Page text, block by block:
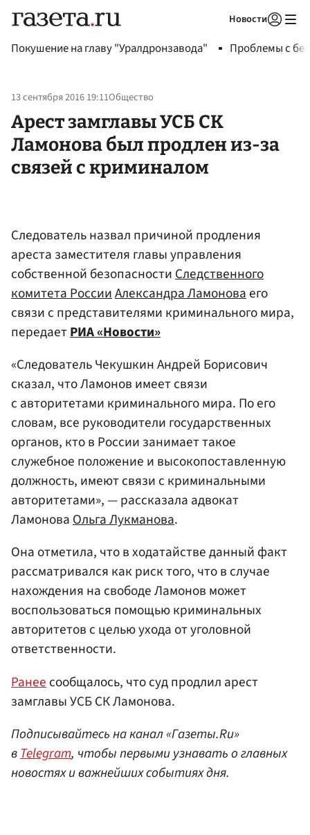
Новости
Покушение на главу "Уралдронзавода" Проблемы с
13 сентября 2016 19:11Общество
Арест замглавы УСБ СК
Ламонова был продлен из-за
связей с криминалом
Следователь назвал причиной продления
ареста заместителя главы управления
собственной безопасностиСледственного
комитета РоссииАлександра Ламоноваего
связи с представителями криминального мира,
передаетРИА «Новости»
«Следователь Чекушкин Андрей Борисович
сказал, что Ламонов имеет связи
с авторитетами криминального мира. По его
словам, все руководители государственных
органов, кто в России занимает такое
служебное положение и высокопоставленную
должность, имеют связи с криминальными
авторитетами», — рассказала адвокат
ЛамоноваОльга Лукманова.
Она отметила, что в ходатайстве данный факт
рассматривался как риск того, что в случае
нахождения на свободе Ламонов может
воспользоваться помощью криминальных
авторитетов с целью ухода от уголовной
ответственности.
Ранее сообщалось, что суд продлил арест
замглавы УСБ СК Ламонова.
Подписывайтесь на канал «Газеты.Ru»
вTelegram, чтобы первыми узнавать о главных
новостях и важнейших событиях дня.